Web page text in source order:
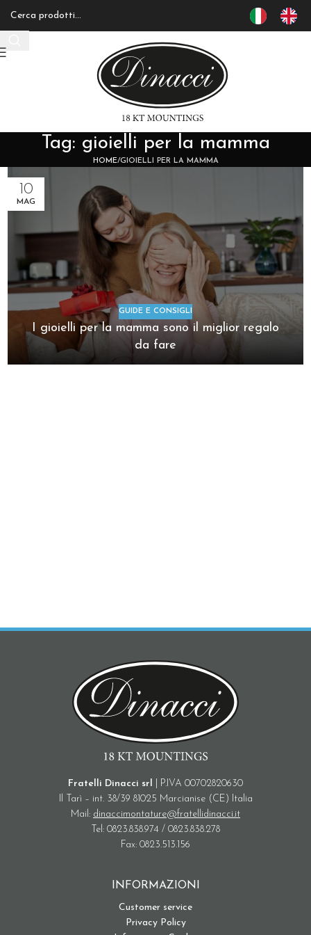
Tag: gioielli per la mamma
HOME GIOIELLI PER LA MAMMA
10
MAG
GUIDE E CONSIGLI
I gioielli per la mamma sono il miglior regalo
da fare
Fratelli Dinacci srl
| P.IVA 00702820630
Il Tarì – int. 38/39 81025 Marcianise (CE) Italia
Mail: dinaccimontature@fratellidinacci.it
Tel: 0823.838.974 / 0823.838.278
Fax: 0823.513.156
INFORMAZIONI
Customer service
Privacy Policy